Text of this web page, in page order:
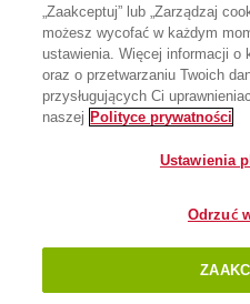
„Zaakceptuj” lub „Zarządzaj
możesz wycofać w każdym
ustawienia. Więcej informacji o
oraz o przetwarzaniu Twoich
przysługujących Ci
naszej Polityce prywatności
Ustawienia
Odrzuć